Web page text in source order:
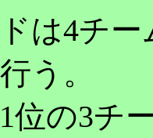
は4チー
う。
の3チ